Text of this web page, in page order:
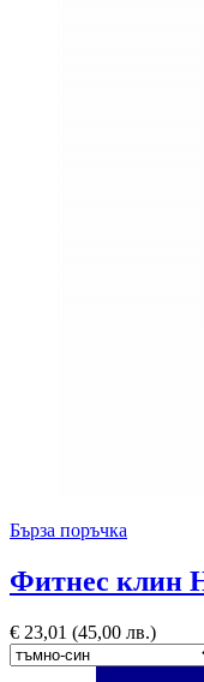
Бърза поръчка
Фитнес клин
€ 23,01 (45,00 лв.)